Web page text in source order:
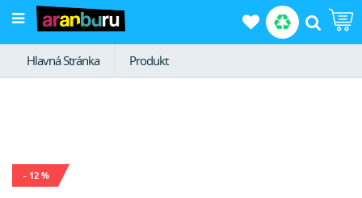
Hlavná Stránka Produkt
- 12 %